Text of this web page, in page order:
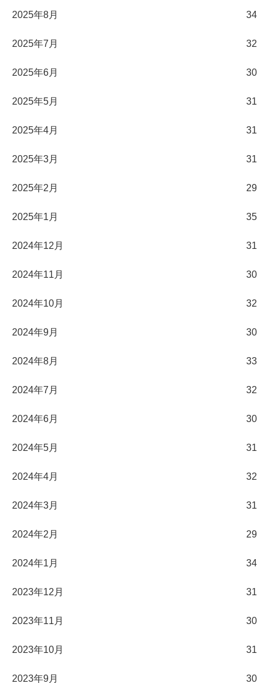
2025年8月 34
2025年7月 32
2025年6月 30
2025年5月 31
2025年4月 31
2025年3月 31
2025年2月 29
2025年1月 35
2024年12月 31
2024年11月 30
2024年10月 32
2024年9月 30
2024年8月 33
2024年7月 32
2024年6月 30
2024年5月 31
2024年4月 32
2024年3月 31
2024年2月 29
2024年1月 34
2023年12月 31
2023年11月 30
2023年10月 31
2023年9月 30